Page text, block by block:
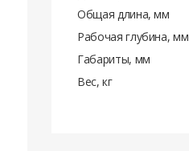
Общая длина, мм
Рабочая глубина, мм
Габариты, мм
Вес, кг